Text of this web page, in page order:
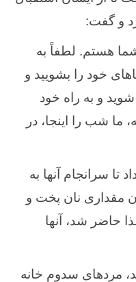
و گفت‌:
هستم‌. لطفاً به
خود را بشویید و
و به ‌راه‌ خود
ما شب‌ را اینجا، در
تا سرانجام‌ آنها به
‌مقداری نان ‌پخت ‌و
حاضر شد، آنها
مردهای ‌سدوم‌ خانه